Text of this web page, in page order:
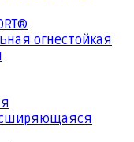
огнестойкая